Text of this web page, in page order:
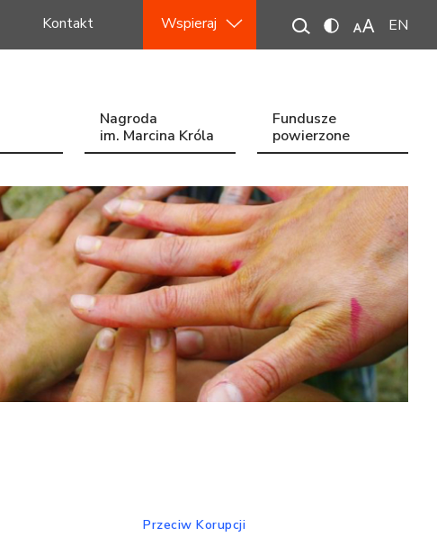
Kontakt Wspieraj EN
Nagroda
im. Marcina Króla
Fundusze
powierzone
Przeciw Korupcji